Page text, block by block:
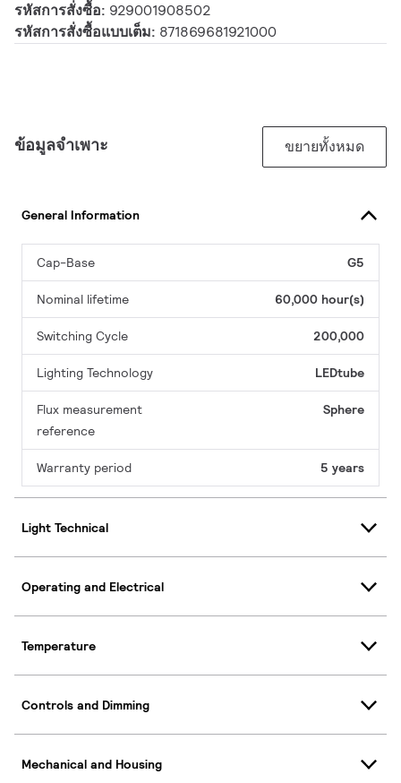
รหัสการสั่งซื้อ: 929001908502
รหัสการสั่งซื้อแบบเต็ม: 871869681921000
ข้อมูลจำเพาะ ขยายทั้งหมด
General Information
Cap-Base G5
Nominal lifetime 60,000 hour(s)
Switching Cycle 200,000
Lighting Technology LEDtube
Flux measurement
reference
Sphere
Warranty period 5 years
Light Technical
Operating and Electrical
Temperature
Controls and Dimming
Mechanical and Housing